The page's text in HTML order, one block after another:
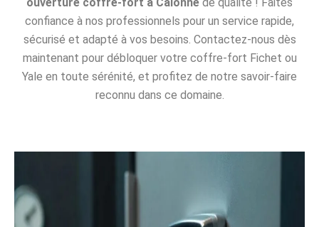
confiance à nos professionnels pour un service rapide,
sécurisé et adapté à vos besoins. Contactez-nous dès
maintenant pour débloquer votre coffre-fort Fichet ou
Yale en toute sérénité, et profitez de notre savoir-faire
reconnu dans ce domaine.